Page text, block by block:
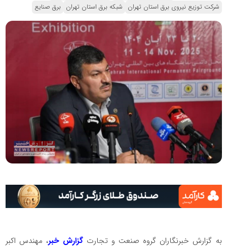
شرکت توزیع نیروی برق استان تهران شبکه برق استان تهران برق صنایع
️به گزارش خبرنگاران گروه صنعت و تجارت گزارش خبر، مهندس اکبر